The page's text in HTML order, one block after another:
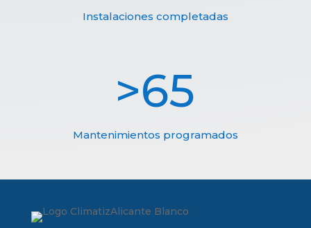
Instalaciones completadas
65
Mantenimientos programados